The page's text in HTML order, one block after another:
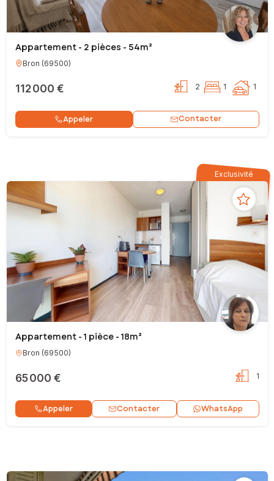
Appartement - 2 pièces - 54m²
Bron (69500)
112 000 € 2 1 1
Appeler Contacter
Exclusivité
Appartement - 1 pièce - 18m²
Bron (69500)
65 000 € 1
Appeler Contacter WhatsApp